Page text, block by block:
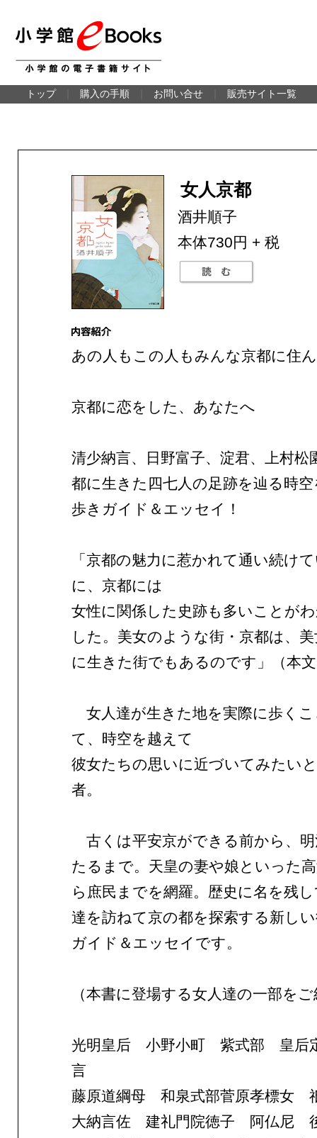
トップ 購入の手順 お問い合せ 販売サイト一覧
女人京都
酒井順子
本体730円 + 税
あの人もこの人もみんな京都に住
京都に恋をした、あなたへ
清少納言、日野富子、淀君、上村松
都に生きた四七人の足跡を辿る時
歩きガイド＆エッセイ！
「京都の魅力に惹かれて通い続け
に、京都には
女性に関係した史跡も多いことが
した。美女のような街・京都は、
に生きた街でもあるのです」（本
女人達が生きた地を実際に歩く
て、時空を越えて
彼女たちの思いに近づいてみたい
者。
古くは平安京ができる前から、
たるまで。天皇の妻や娘といった
ら庶民までを網羅。歴史に名を残
達を訪ねて京の都を探索する新し
ガイド＆エッセイです。
（本書に登場する女人達の一部を
光明皇后 小野小町 紫式部 皇后
言
藤原道綱母 和泉式部菅原孝標
大納言佐 建礼門院徳子 阿仏尼